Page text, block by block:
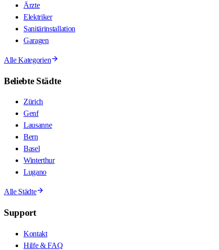
Ärzte
Elektriker
Sanitärinstallation
Garagen
Alle Kategorien
Beliebte Städte
Zürich
Genf
Lausanne
Bern
Basel
Winterthur
Lugano
Alle Städte
Support
Kontakt
Hilfe & FAQ